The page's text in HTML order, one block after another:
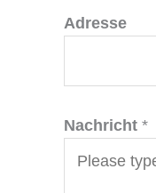
Adresse
Nachricht *